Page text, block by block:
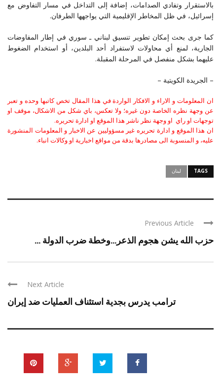
بالاستقرار وتفادي الصدامات، إضافة إلى التداخل في مسار التفاوض مع
إسرائيل، في ظل المخاطر الإقليمية التي يواجهها الطرفان.
كما جرى بحث إمكان تطوير تنسيق لبناني ـ سوري في إطار المفاوضات
الجارية، لمنع أي محاولات لاستفراد أحد البلدين، أو استخدام الضغوط
عليهما بشكل منفصل في المرحلة المقبلة.
– الجريدة الكويتية –
ان المعلومات و الاراء و الافكار الواردة في هذا المقال تخص كاتبها وحده و تعبر
عن وجهة نظره الخاصة دون غيره؛ ولا تعكس، باي شكل من الاشكال، موقف او
توجهات او راي او وجهة نظر ناشر هذا الموقع او ادارة تحريره.
ان هذا الموقع و ادارة تحريره غير مسؤوليين عن الاخبار و المعلومات المنشورة
عليه، و المنسوبة الى مصادرها بدقة من مواقع اخبارية او وكالات انباء.
TAGS لبنان
Previous Article
حزب الله يشن هجوم الذعر…وخطة ضرب الدولة ...
Next Article
ترامب يدرس بجدية استئناف العمليات ضد إيران